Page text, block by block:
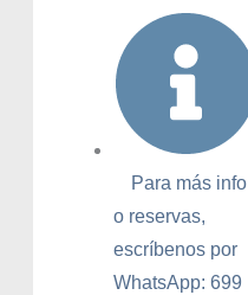
Para más info
o reservas,
escríbenos por
WhatsApp: 699